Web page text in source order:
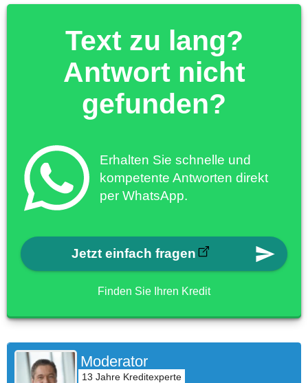
Text zu lang?
Antwort nicht
gefunden?
Erhalten Sie schnelle und
kompetente Antworten direkt
per WhatsApp.
Jetzt einfach fragen
Finden Sie Ihren Kredit
Moderator